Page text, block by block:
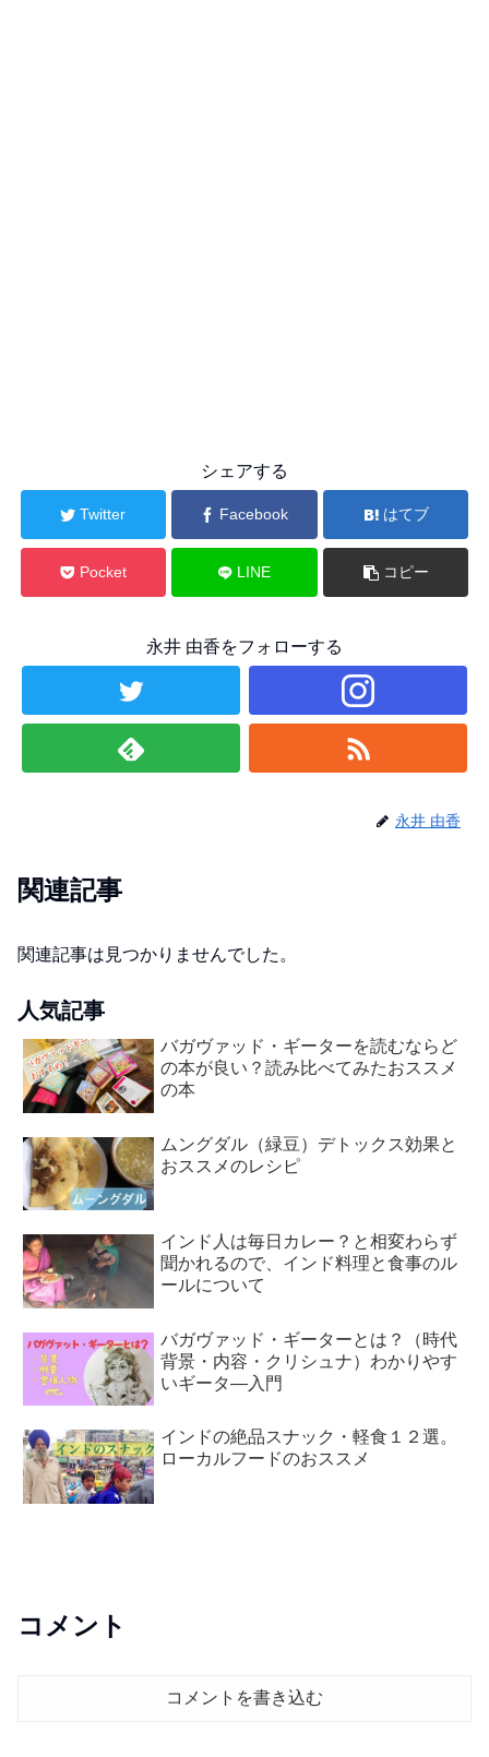
シェアする
Twitter Facebook はてブ
Pocket LINE コピー
永井 由香をフォローする
永井 由香
関連記事
関連記事は見つかりませんでした。
人気記事
バガヴァッド・ギーターを読むならど
の本が良い？読み比べてみたおススメ
の本
ムングダル（緑豆）デトックス効果と
おススメのレシピ
インド人は毎日カレー？と相変わらず
聞かれるので、インド料理と食事のル
ールについて
バガヴァッド・ギーターとは？（時代
背景・内容・クリシュナ）わかりやす
いギータ―入門
インドの絶品スナック・軽食１２選。
ローカルフードのおススメ
コメント
コメントを書き込む